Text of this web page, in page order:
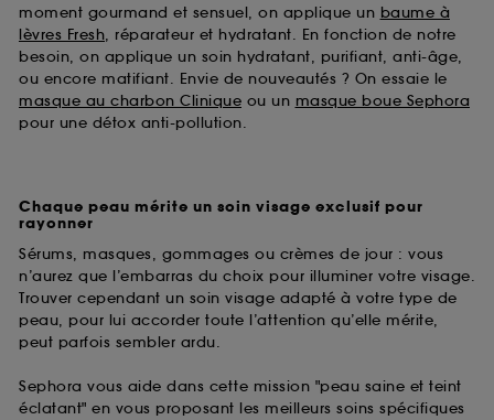
moment gourmand et sensuel, on applique un baume à
lèvres Fresh, réparateur et hydratant. En fonction de notre
besoin, on applique un soin hydratant, purifiant, anti-âge,
ou encore matifiant. Envie de nouveautés ? On essaie le
masque au charbon Clinique ou un masque boue Sephora
pour une détox anti-pollution.
Chaque peau mérite un soin visage exclusif pour
rayonner
Sérums, masques, gommages ou crèmes de jour : vous
n’aurez que l’embarras du choix pour illuminer votre visage.
Trouver cependant un soin visage adapté à votre type de
peau, pour lui accorder toute l’attention qu’elle mérite,
peut parfois sembler ardu.
Sephora vous aide dans cette mission "peau saine et teint
éclatant" en vous proposant les meilleurs soins spécifiques